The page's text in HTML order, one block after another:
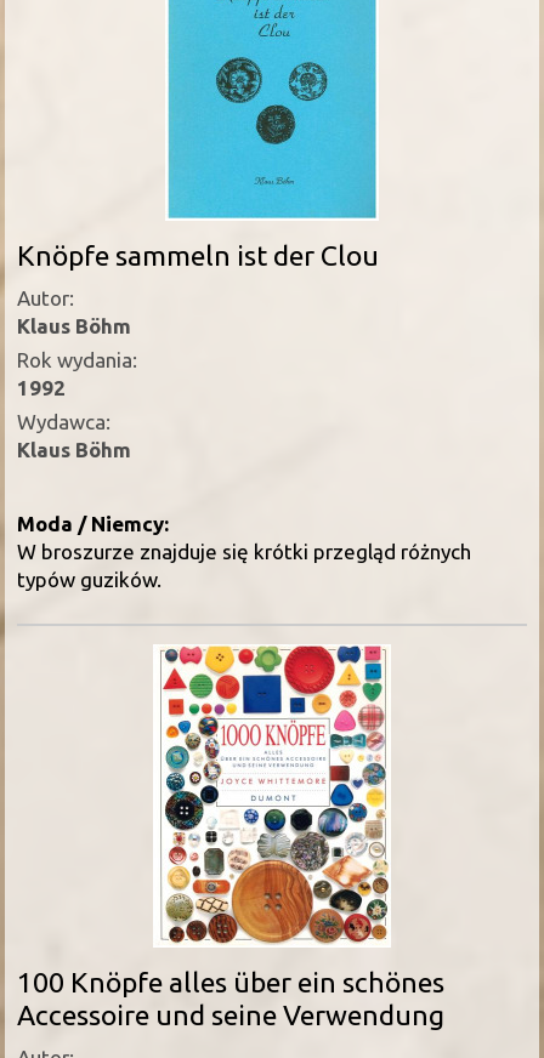
Knöpfe sammeln ist der Clou
Autor:
Klaus Böhm
Rok wydania:
1992
Wydawca:
Klaus Böhm
Moda / Niemcy:
W broszurze znajduje się krótki przegląd różnych
typów guzików.
100 Knöpfe alles über ein schönes
Accessoire und seine Verwendung